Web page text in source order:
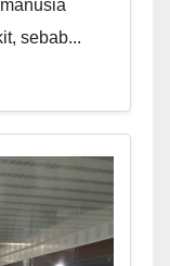
sebab...